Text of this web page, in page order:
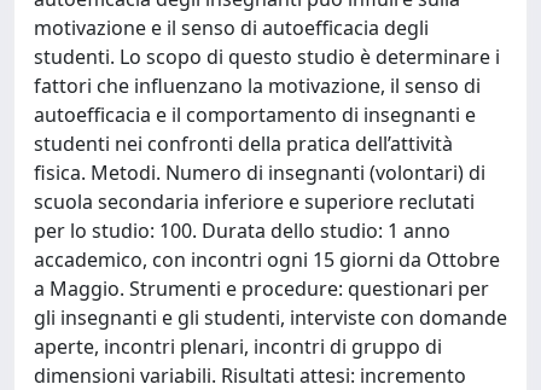
motivazione e il senso di autoefficacia degli
studenti. Lo scopo di questo studio è determinare i
fattori che influenzano la motivazione, il senso di
autoefficacia e il comportamento di insegnanti e
studenti nei confronti della pratica dell’attività
fisica. Metodi. Numero di insegnanti (volontari) di
scuola secondaria inferiore e superiore reclutati
per lo studio: 100. Durata dello studio: 1 anno
accademico, con incontri ogni 15 giorni da Ottobre
a Maggio. Strumenti e procedure: questionari per
gli insegnanti e gli studenti, interviste con domande
aperte, incontri plenari, incontri di gruppo di
dimensioni variabili. Risultati attesi: incremento